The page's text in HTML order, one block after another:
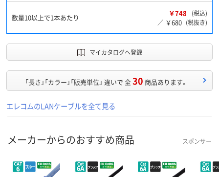
数量10以上で1本あたり ￥748
(税込)
／ ￥680 (税抜き)
マイカタログへ登録
「長さ」「カラー」「販売単位」 違いで 全30 商品あります。
エレコムのLANケーブルを全て見る
メーカーからのおすすめ商品 スポンサー